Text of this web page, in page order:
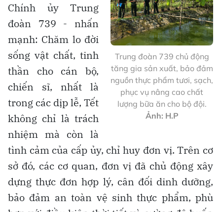
Trung đoàn 739 chủ động
tăng gia sản xuất, bảo đảm
nguồn thực phẩm tươi, sạch,
phục vụ nâng cao chất
lượng bữa ăn cho bộ đội.
Ảnh: H.P
Chính ủy Trung
đoàn 739 - nhấn
mạnh: Chăm lo đời
sống vật chất, tinh
thần cho cán bộ,
chiến sĩ, nhất là
trong các dịp lễ, Tết
không chỉ là trách
nhiệm mà còn là
tình cảm của cấp ủy, chỉ huy đơn vị. Trên cơ
sở đó, các cơ quan, đơn vị đã chủ động xây
dựng thực đơn hợp lý, cân đối dinh dưỡng,
bảo đảm an toàn vệ sinh thực phẩm, phù